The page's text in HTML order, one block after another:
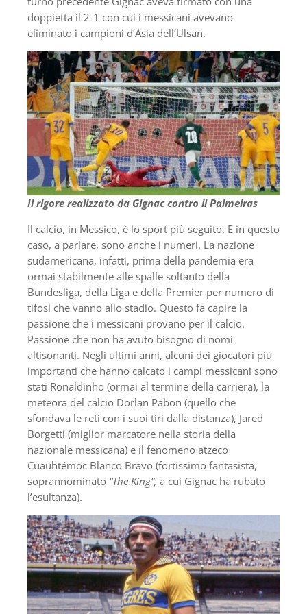
doppietta il 2-1 con cui i messicani avevano
eliminato i campioni d’Asia dell’Ulsan.
Il rigore realizzato da Gignac contro il Palmeiras
Il calcio, in Messico, è lo sport più seguito. E in questo
caso, a parlare, sono anche i numeri. La nazione
sudamericana, infatti, prima della pandemia era
ormai stabilmente alle spalle soltanto della
Bundesliga, della Liga e della Premier per numero di
tifosi che vanno allo stadio. Questo fa capire la
passione che i messicani provano per il calcio.
Passione che non ha avuto bisogno di nomi
altisonanti. Negli ultimi anni, alcuni dei giocatori più
importanti che hanno calcato i campi messicani sono
stati Ronaldinho (ormai al termine della carriera), la
meteora del calcio Dorlan Pabon (quello che
sfondava le reti con i suoi tiri dalla distanza), Jared
Borgetti (miglior marcatore nella storia della
nazionale messicana) e il fenomeno atzeco
Cuauhtémoc Blanco Bravo (fortissimo fantasista,
soprannominato “The King”, a cui Gignac ha rubato
l’esultanza).